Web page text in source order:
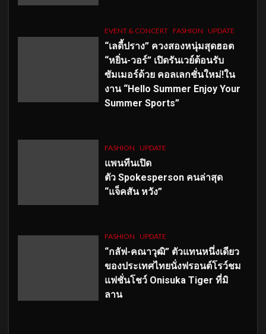
EVENT & CONCERT FASHION UPDATE
“เลดี้ปราง” ควงสองหนุ่มสุดฮอต
“หยิ่น-วอร์” เปิดรันเวย์ต้อนรับ
ซัมเมอร์ด้วย คอลเลกชั่นใหม่!ใน
งาน “Hello Summer Enjoy Your
Summer Sports”
FASHION UPDATE
แพนทีนเปิด
ตัว Spokesperson คนล่าสุด
“แจ็คสัน หวัง”
FASHION UPDATE
“กลัฟ-คณาวุฒิ” ตัวแทนหนึ่งเดียว
ของประเทศไทยนั่งฟรอนต์โรว์ชม
แฟชั่นโชว์ Onisuka Tiger ที่มิ
ลาน